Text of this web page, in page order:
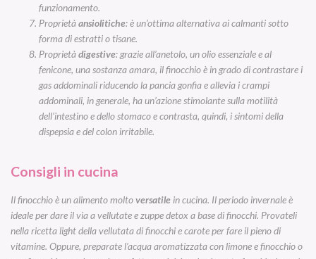
funzionamento.
Proprietàansiolitiche: è un’ottima alternativa ai calmanti sotto
forma di estratti o tisane.
Proprietàdigestive: grazie all’anetolo, un olio essenziale e al
fenicone, una sostanza amara, il finocchio è in grado di contrastare i
gas addominali riducendo la pancia gonfia e allevia i crampi
addominali, in generale, ha un’azione stimolante sulla motilità
dell’intestino e dello stomaco e contrasta, quindi, i sintomi della
dispepsia e del colon irritabile.
Consigli in cucina
Il finocchio è un alimento moltoversatile in cucina. Il periodo invernale è
ideale per dare il via a vellutate e zuppe detox a base di finocchi. Provateli
nella ricetta light dellavellutata di finocchi e caroteper fare il pieno di
vitamine. Oppure, preparate l’acqua aromatizzata con limone e finocchioo